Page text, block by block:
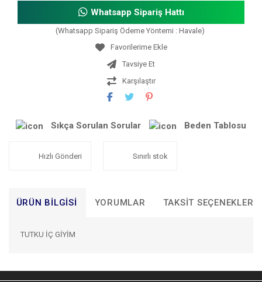
Whatsapp Sipariş Hattı
(Whatsapp Sipariş Ödeme Yöntemi : Havale)
Tavsiye Et
Karşılaştır
Sıkça Sorulan Sorular Beden Tablosu
Hızlı Gönderi Sınırlı stok
ÜRÜN BILGISI YORUMLAR TAKSIT SEÇENEKLERI
TUTKU İÇ GİYİM
Bu ürünün fiyat bilgisi, resim, ürün açıklamalarında ve diğer